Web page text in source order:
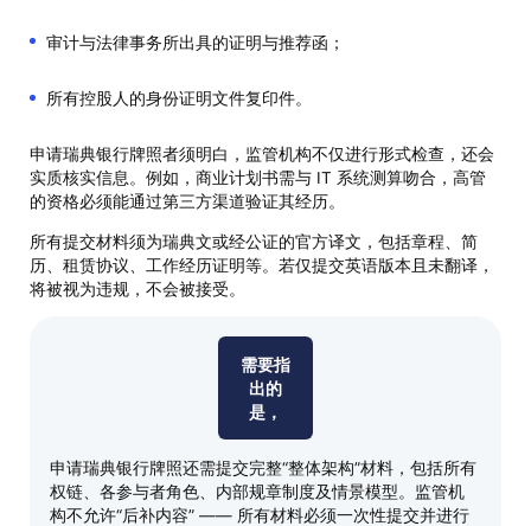
审计与法律事务所出具的证明与推荐函；
所有控股人的身份证明文件复印件。
申请瑞典银行牌照者须明白，监管机构不仅进行形式检查，还会
实质核实信息。例如，商业计划书需与 IT 系统测算吻合，高管
的资格必须能通过第三方渠道验证其经历。
所有提交材料须为瑞典文或经公证的官方译文，包括章程、简
历、租赁协议、工作经历证明等。若仅提交英语版本且未翻译，
将被视为违规，不会被接受。
需要指
出的
是，
申请瑞典银行牌照还需提交完整“整体架构”材料，包括所有
权链、各参与者角色、内部规章制度及情景模型。监管机
构不允许“后补内容” —— 所有材料必须一次性提交并进行